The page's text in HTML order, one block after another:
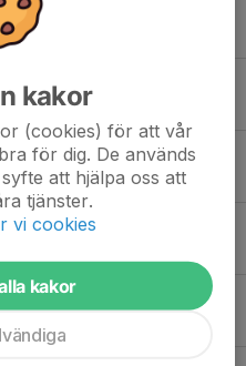
istället för USM
kakor
(cookies) för att vår
för dig. De används
att hjälpa oss att
tjänster.
vi cookies
kakor